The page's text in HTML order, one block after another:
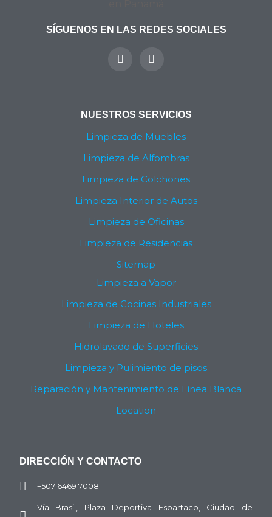
SÍGUENOS EN LAS REDES SOCIALES
Y
o
e
I
n
r
m
NUESTROS SERVICIOS
Limpieza de Muebles
Limpieza de Alfombras
Limpieza de Colchones
Limpieza Interior de Autos
Limpieza de Oficinas
Limpieza de Residencias
Sitemap
Limpieza a Vapor
Limpieza de Cocinas Industriales
Limpieza de Hoteles
Hidrolavado de Superficies
Limpieza y Pulimiento de pisos
Reparación y Mantenimiento de Línea Blanca
Location
DIRECCIÓN Y CONTACTO
+507 6469 7008
Vía Brasil, Plaza Deportiva Espartaco, Ciudad de